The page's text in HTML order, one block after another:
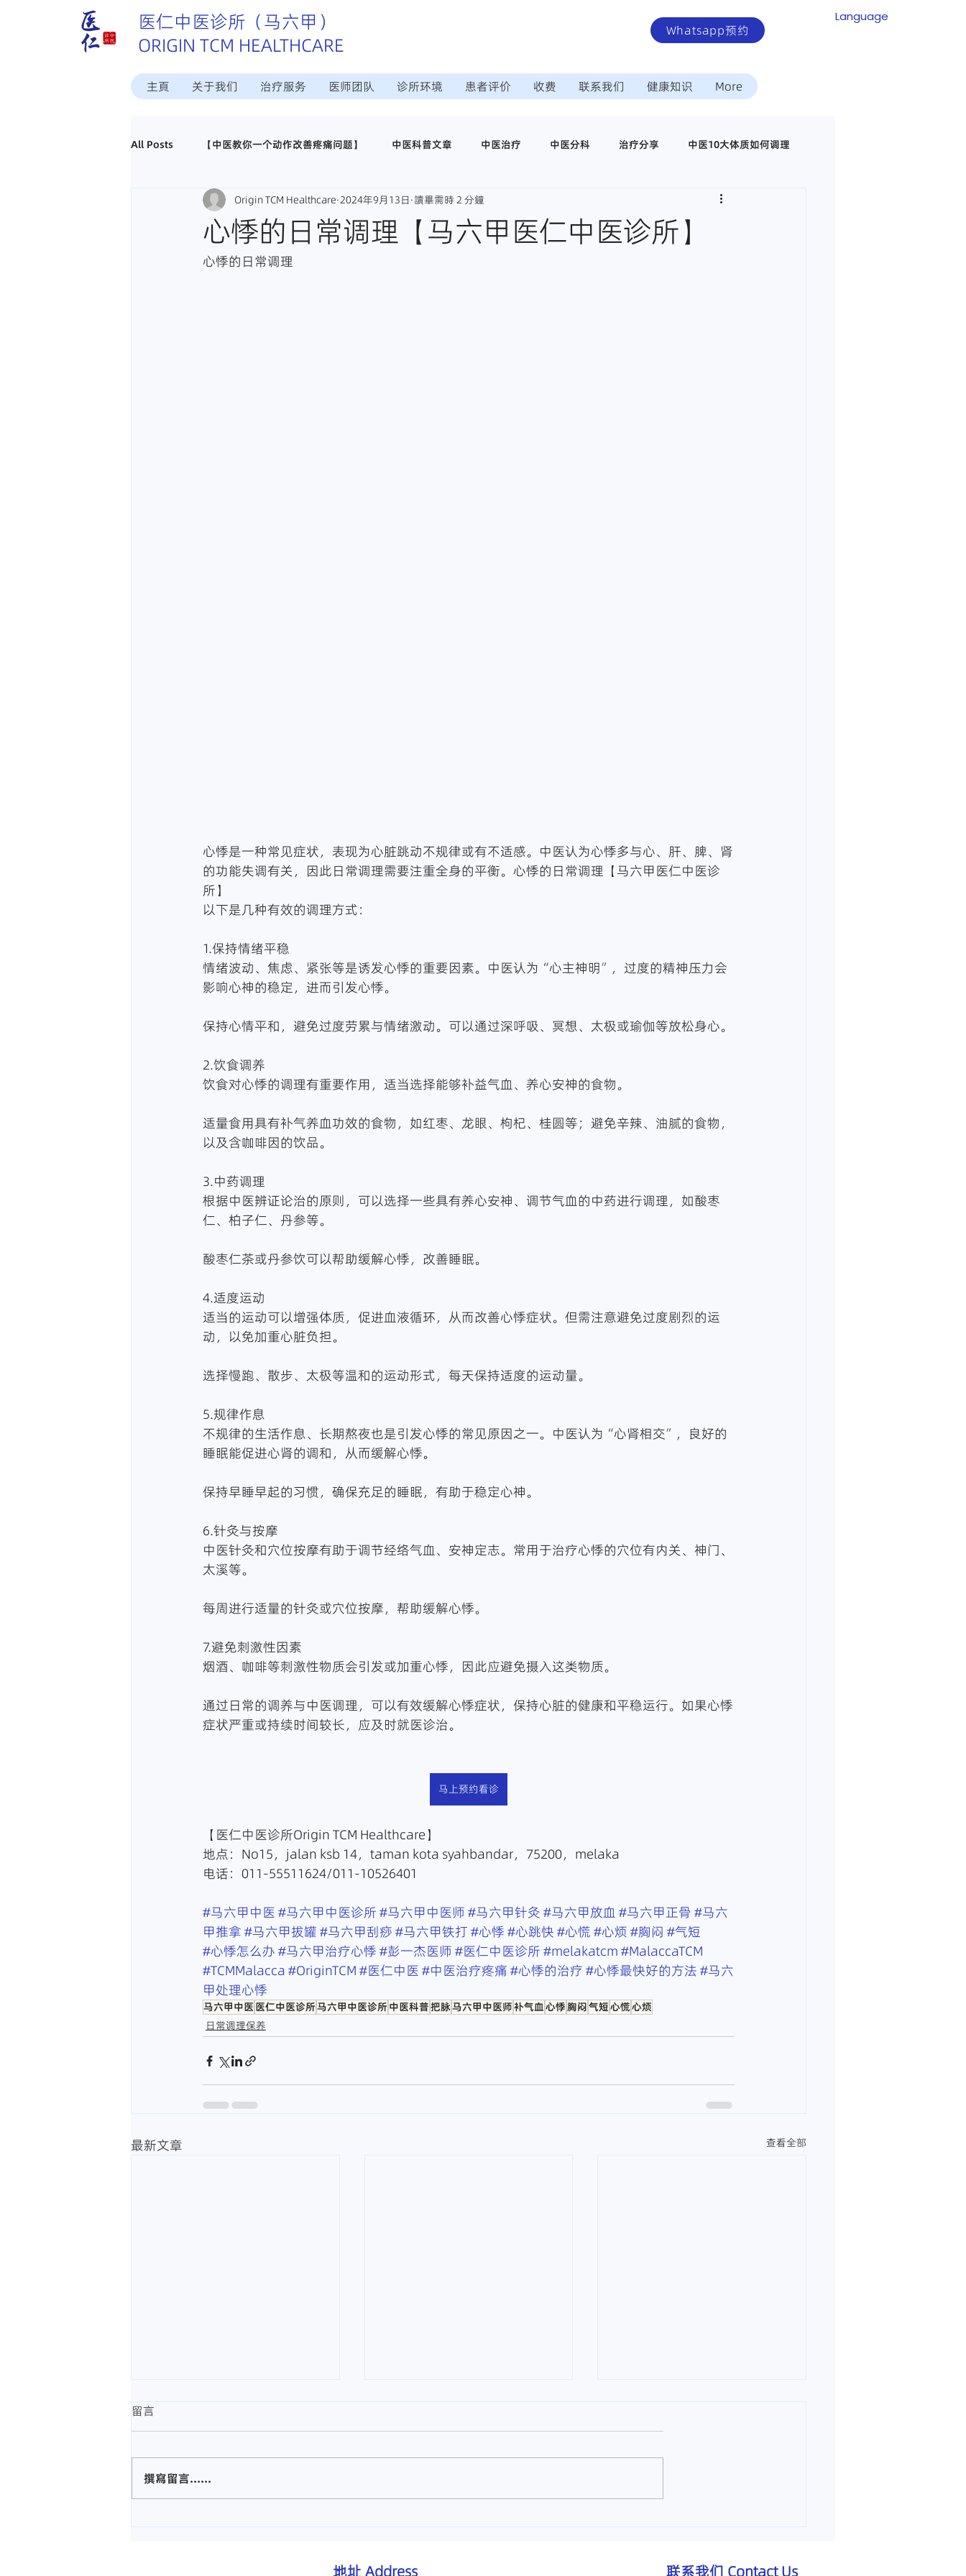
医仁中医诊所（马六甲）
ORIGIN TCM HEALTHCARE
Whatsapp预约
Language
主頁 关于我们 治疗服务 医师团队 诊所环境 患者评价 收费 联系我们 健康知识 More
All Posts 【中医教你一个动作改善疼痛问题】 中医科普文章 中医治疗 中医分科 治疗分享 中医10大体质如何调理
这个病中医怎样治？ 中医调理治疗 日常调理保养 中医穴位养生 中医调理代谢疾病
真实好评分享 招聘马六甲中医师
心悸的日常调理【马六甲医仁中医诊所】
Origin TCM Healthcare 2024年9月13日 讀畢需時 2 分鐘
心悸的日常调理
心悸是一种常见症状，表现为心脏跳动不规律或有不适感。中医认为心悸多与心、肝、脾、肾
的功能失调有关，因此日常调理需要注重全身的平衡。心悸的日常调理【马六甲医仁中医诊
所】
以下是几种有效的调理方式：
1.保持情绪平稳
情绪波动、焦虑、紧张等是诱发心悸的重要因素。中医认为“心主神明”，过度的精神压力会
影响心神的稳定，进而引发心悸。
保持心情平和，避免过度劳累与情绪激动。可以通过深呼吸、冥想、太极或瑜伽等放松身心。
2.饮食调养
饮食对心悸的调理有重要作用，适当选择能够补益气血、养心安神的食物。
适量食用具有补气养血功效的食物，如红枣、龙眼、枸杞、桂圆等；避免辛辣、油腻的食物，
以及含咖啡因的饮品。
3.中药调理
根据中医辨证论治的原则，可以选择一些具有养心安神、调节气血的中药进行调理，如酸枣
仁、柏子仁、丹参等。
酸枣仁茶或丹参饮可以帮助缓解心悸，改善睡眠。
4.适度运动
适当的运动可以增强体质，促进血液循环，从而改善心悸症状。但需注意避免过度剧烈的运
动，以免加重心脏负担。
选择慢跑、散步、太极等温和的运动形式，每天保持适度的运动量。
5.规律作息
不规律的生活作息、长期熬夜也是引发心悸的常见原因之一。中医认为“心肾相交”，良好的
睡眠能促进心肾的调和，从而缓解心悸。
保持早睡早起的习惯，确保充足的睡眠，有助于稳定心神。
6.针灸与按摩
中医针灸和穴位按摩有助于调节经络气血、安神定志。常用于治疗心悸的穴位有内关、神门、
太溪等。
每周进行适量的针灸或穴位按摩，帮助缓解心悸。
7.避免刺激性因素
烟酒、咖啡等刺激性物质会引发或加重心悸，因此应避免摄入这类物质。
通过日常的调养与中医调理，可以有效缓解心悸症状，保持心脏的健康和平稳运行。如果心悸
症状严重或持续时间较长，应及时就医诊治。
马上预约看诊
【医仁中医诊所Origin TCM Healthcare】
地点：No15，jalan ksb 14，taman kota syahbandar，75200，melaka
电话：011-55511624/011-10526401
#马六甲中医 #马六甲中医诊所 #马六甲中医师 #马六甲针灸 #马六甲放血 #马六甲正骨 #马六
甲推拿 #马六甲拔罐 #马六甲刮痧 #马六甲铁打 #心悸 #心跳快 #心慌 #心烦 #胸闷 #气短
#心悸怎么办 #马六甲治疗心悸 #彭一杰医师 #医仁中医诊所 #melakatcm #MalaccaTCM
#TCMMalacca #OriginTCM #医仁中医 #中医治疗疼痛 #心悸的治疗 #心悸最快好的方法 #马六
甲处理心悸
马六甲中医 医仁中医诊所马六甲中医诊所中医科普把脉马六甲中医师补气血心悸胸闷气短心慌心烦
日常调理保养
最新文章 查看全部
留言
撰寫留言......